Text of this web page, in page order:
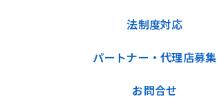
法制度対応
パートナー・代理店募集
お問合せ